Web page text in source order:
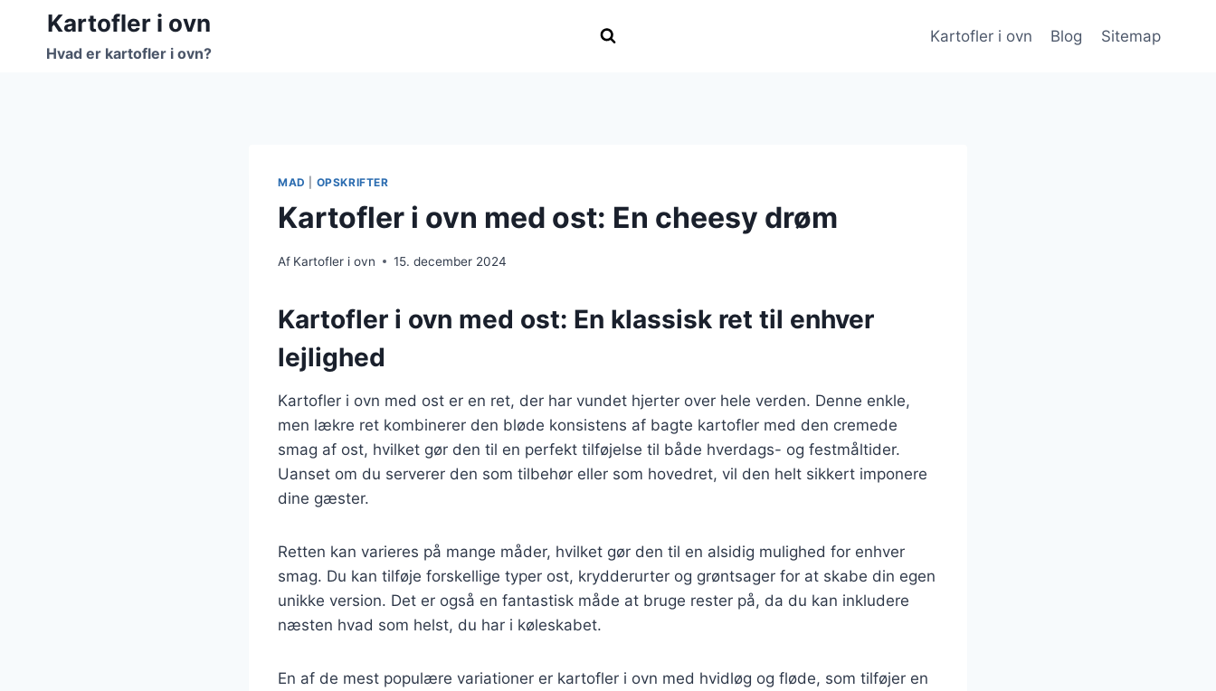
Fortsæt
indhold
Kartofler i ovn
Hvad er kartofler i ovn?
Kartofler i ovn Blog Sitemap
MAD OPSKRIFTER
Kartofler i ovn med ost: En cheesy drøm
Af Kartofler i ovn 15. december 2024
Kartofler i ovn med ost: En klassisk ret til enhver
lejlighed
Kartofler i ovn med ost er en ret, der har vundet hjerter over hele verden. Denne enkle,
men lækre ret kombinerer den bløde konsistens af bagte kartofler med den cremede
smag af ost, hvilket gør den til en perfekt tilføjelse til både hverdags- og festmåltider.
Uanset om du serverer den som tilbehør eller som hovedret, vil den helt sikkert imponere
dine gæster.
Retten kan varieres på mange måder, hvilket gør den til en alsidig mulighed for enhver
smag. Du kan tilføje forskellige typer ost, krydderurter og grøntsager for at skabe din egen
unikke version. Det er også en fantastisk måde at bruge rester på, da du kan inkludere
næsten hvad som helst, du har i køleskabet.
En af de mest populære variationer er kartofler i ovn med hvidløg og fløde, som tilføjer en